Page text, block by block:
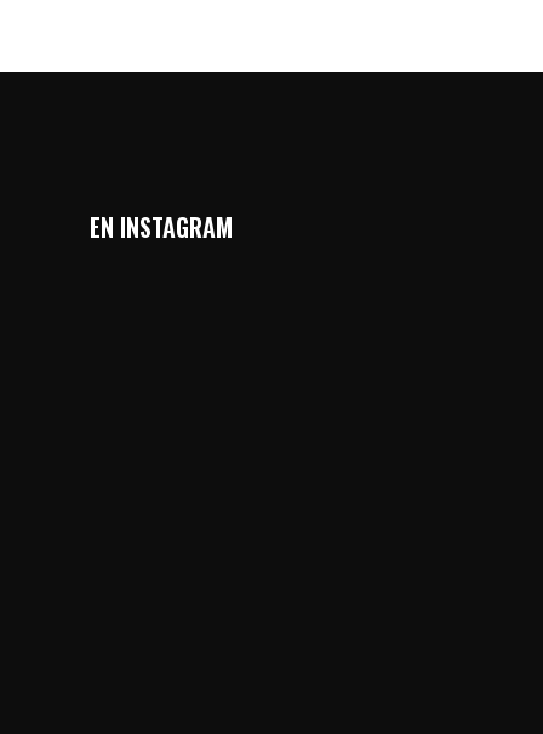
EN INSTAGRAM